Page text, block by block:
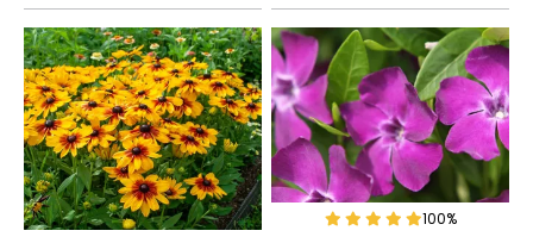
100%